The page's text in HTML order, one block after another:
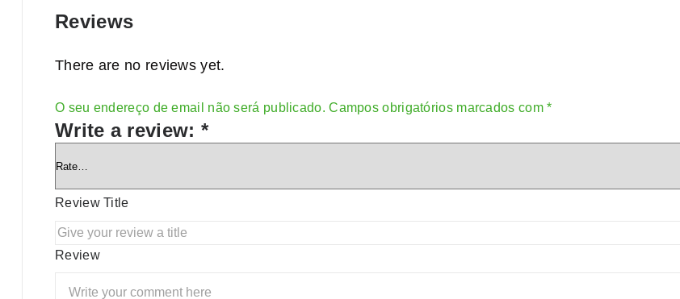
Reviews
There are no reviews yet.
O seu endereço de email não será publicado. Campos obrigatórios marcados com*
Write a review: *
Review Title
Review
Alternative: